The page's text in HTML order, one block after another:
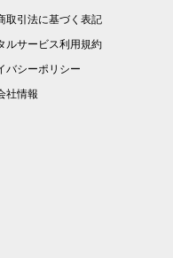
取引法に基づく表記
ルサービス利用規約
バシーポリシー
社情報